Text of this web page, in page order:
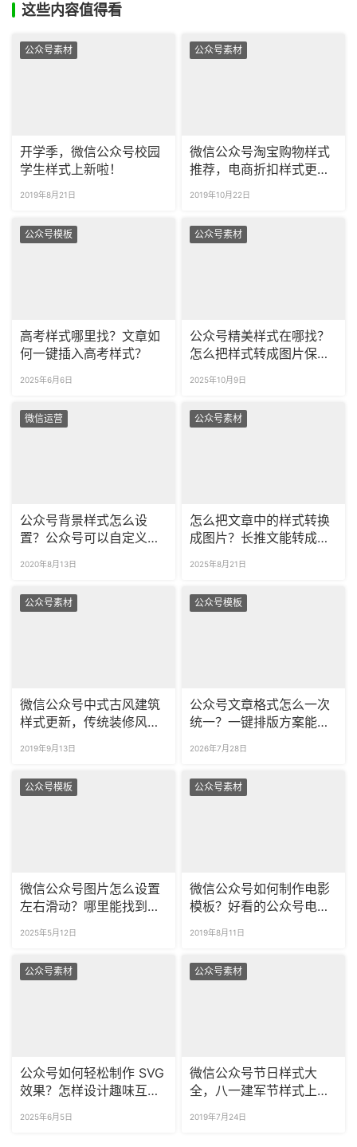
这些内容值得看
公众号素材
开学季，微信公众号校园
学生样式上新啦！
2019年8月21日
公众号素材
微信公众号淘宝购物样式
推荐，电商折扣样式更新
2019年10月22日
公众号模板
高考样式哪里找？文章如
何一键插入高考样式？
2025年6月6日
公众号素材
公众号精美样式在哪找？
怎么把样式转成图片保
2025年10月9日
微信运营
公众号背景样式怎么设
置？公众号可以自定义背
2020年8月13日
公众号素材
怎么把文章中的样式转换
成图片？长推文能转成长
2025年8月21日
公众号素材
微信公众号中式古风建筑
样式更新，传统装修风格
2019年9月13日
公众号模板
公众号文章格式怎么一次
统一？一键排版方案能不
2026年7月28日
公众号模板
微信公众号图片怎么设置
左右滑动？哪里能找到这
2025年5月12日
公众号素材
微信公众号如何制作电影
模板？好看的公众号电影
2019年8月11日
公众号素材
公众号如何轻松制作 SVG
效果？怎样设计趣味互动
2025年6月5日
公众号素材
微信公众号节日样式大
全，八一建军节样式上新
2019年7月24日